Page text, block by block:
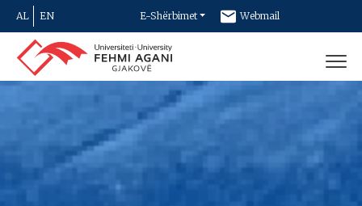
AL EN E-Shërbimet Webmail
Newsletter